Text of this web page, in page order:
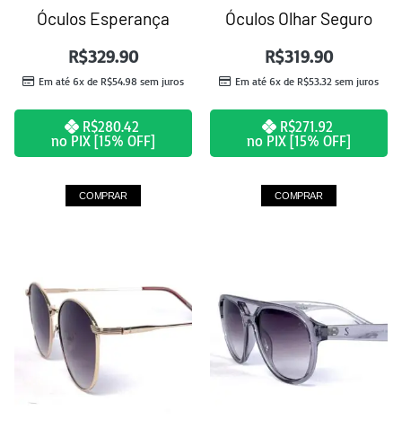
Óculos Esperança
R$329.90
Em até 6x de R$54.98 sem juros
R$280.42
no PIX [15% OFF]
COMPRAR
Óculos Olhar Seguro
R$319.90
Em até 6x de R$53.32 sem juros
R$271.92
no PIX [15% OFF]
COMPRAR